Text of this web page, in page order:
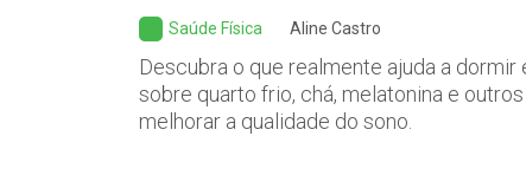
Saúde Física Aline Castro
Descubra o que realmente ajuda a dormir
sobre quarto frio, chá, melatonina e
melhorar a qualidade do sono.